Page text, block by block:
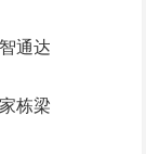
通达
栋梁